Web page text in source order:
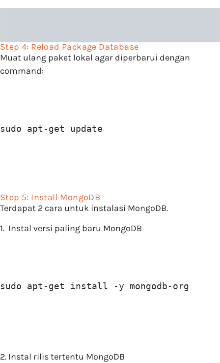
Step 4: Reload Package Database
Muat ulang paket lokal agar diperbarui dengan
command:
sudo apt-get update
Step 5: Install MongoDB
Terdapat 2 cara untuk instalasi MongoDB.
1. Instal versi paling baru MongoDB
sudo apt-get install -y mongodb-org
2. Instal rilis tertentu MongoDB